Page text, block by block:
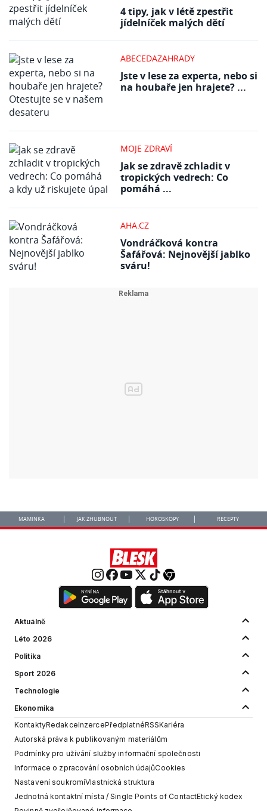
4 tipy, jak v létě zpestřit
jídelníček malých dětí
ABECEDAZAHRADY
Jste v lese za experta, nebo si
na houbaře jen hrajete? ...
MOJE ZDRAVÍ
Jak se zdravě zchladit v
tropických vedrech: Co
pomáhá ...
AHA.CZ
Vondráčková kontra
Šafářová: Nejnovější jablko
sváru!
MAMINKA JAK ZHUBNOUT HOROSKOPY RECEPTY
Aktuálně
Léto 2026
Politika
Sport 2026
Technologie
Ekonomika
KontaktyRedakceInzercePředplatnéRSSKariéra
Autorská práva k publikovaným materiálům
Podmínky pro užívání služby informační společnosti
Informace o zpracování osobních údajůCookies
Nastavení soukromíVlastnická struktura
Jednotná kontaktní místa / Single Points of ContactEtický kodex